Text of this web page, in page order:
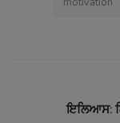
ਇਲਿਆਸ: